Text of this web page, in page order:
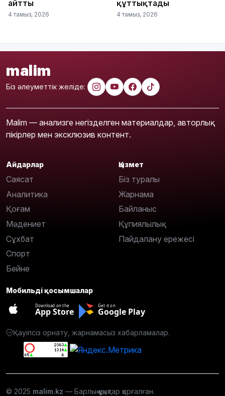
айтты
4 тамыз, 2026
құттықтады
4 тамыз, 2026
malim
Біз әлеуметтік желіде:
Malim — анализге негізделген материалдар, авторлық
пікірлер мен эксклюзив контент.
Айдарлар
Саясат
Аналитика
Қоғам
Мәдениет
Сұхбат
Спорт
Бейне
Қызмет
Біз туралы
Жарнама
Байланыс
Құпиялылық
Пайдалану ережесі
Мобильді қосымшалар
Download on the
App Store
Get it on
Google Play
Қауіпсіз орнату, жарнамасыз хабарламалар.
© 2025 malim.kz — Барлық құқықтар қорғалған.